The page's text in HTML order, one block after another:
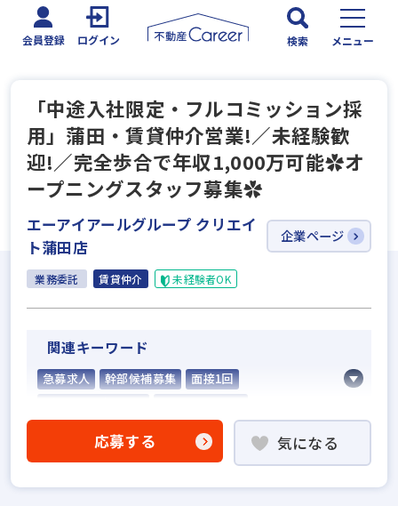
会員登録 ログイン 検索 メニュー
「中途入社限定・フルコミッション採
用」蒲田・賃貸仲介営業!／未経験歓
迎!／完全歩合で年収1,000万可能✿オ
ープニングスタッフ募集✿
エーアイアールグループ クリエイ
ト蒲田店
企業ページ
業務委託 賃貸仲介 未経験者OK
関連キーワード
急募求人 幹部候補募集
面接1回
他業界の営業経験者歓迎
不動産売買仲介経験者歓迎
応募する 気になる